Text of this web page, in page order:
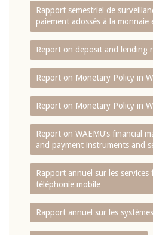
Rapport semestriel de
paiement adossés à la monnaie
Report on deposit and lending
Report on Monetary Policy in
Report on Monetary Policy in
Report on WAEMU’s financial
and payment instruments and
Rapport annuel sur les services
téléphonie mobile
Rapport annuel sur les